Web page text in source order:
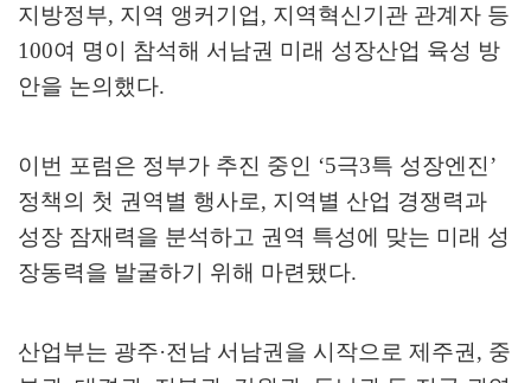
지방정부, 지역 앵커기업, 지역혁신기관 관계자 등
100여 명이 참석해 서남권 미래 성장산업 육성 방
안을 논의했다.
이번 포럼은 정부가 추진 중인 ‘5극3특 성장엔진’
정책의 첫 권역별 행사로, 지역별 산업 경쟁력과
성장 잠재력을 분석하고 권역 특성에 맞는 미래 성
장동력을 발굴하기 위해 마련됐다.
산업부는 광주·전남 서남권을 시작으로 제주권, 중